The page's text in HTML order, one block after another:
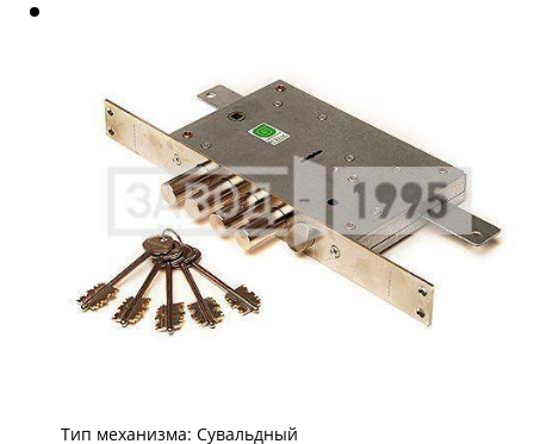
Тип механизма: Сувальдный